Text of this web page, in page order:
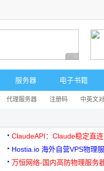
广告 商业广告
服务器 电子书籍
代理服务器 注册码 中英文
ClaudeAPI：Claude稳定直
Hostia.io 海外自营VPS物理
万恒网络-国内高防物理服务